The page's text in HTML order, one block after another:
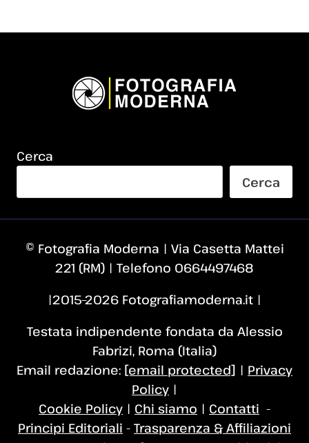
Cerca
Cerca
© Fotografia Moderna | Via Casetta Mattei
221 (RM) | Telefono 0664497468
|2015–2026 Fotografiamoderna.it |
Testata indipendente fondata da Alessio
Fabrizi, Roma (Italia)
Email redazione: [email protected] | Privacy
Policy |
Cookie Policy | Chi siamo | Contatti -
Principi Editoriali - Trasparenza & Affiliazioni